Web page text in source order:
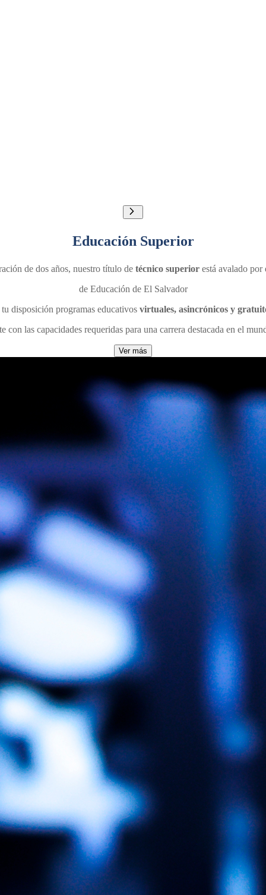
Educación Superior
de dos años, nuestro título de técnico superiorestá avalado por
de Educación de El Salvador
disposición programas educativos virtuales, asincrónicos y
con las capacidades requeridas para una carrera destacada en el
Ver más